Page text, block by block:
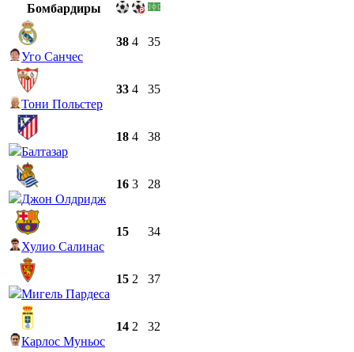
Бомбардиры
Уго Санчес
38 4 35
Тони Польстер
33 4 35
Балтазар
18 4 38
Джон Олдридж
16 3 28
Хулио Салинас
15 34
Мигель Пардеса
15 2 37
Карлос Муньос
14 2 32